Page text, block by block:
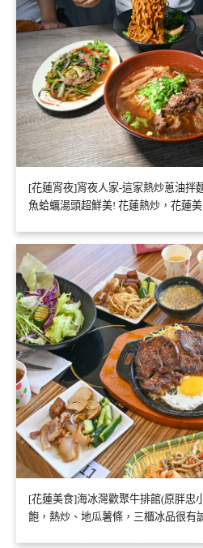
[花蓮宵夜]宵夜人家-這家熱炒蔥油拌
魚蛤蠣湯頭超鮮美! 花蓮熱炒，花蓮
[花蓮美食]海冰灣歡聚牛排館(原胖忠
飽，熱炒、地瓜薯條，三櫃冰品很有